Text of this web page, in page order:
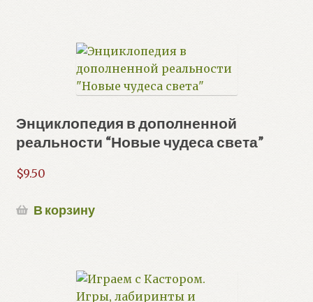
Энциклопедия в дополненной
реальности “Новые чудеса света”
$9.50
В корзину